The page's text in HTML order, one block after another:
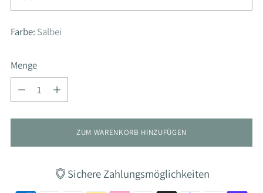
Farbe: Salbei
Menge
ZUM WARENKORB HINZUFÜGEN
Sichere Zahlungsmöglichkeiten